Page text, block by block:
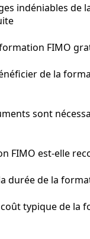
indéniables de
FIMO
de la
sont
FIMO est-elle
durée de la
typique de la